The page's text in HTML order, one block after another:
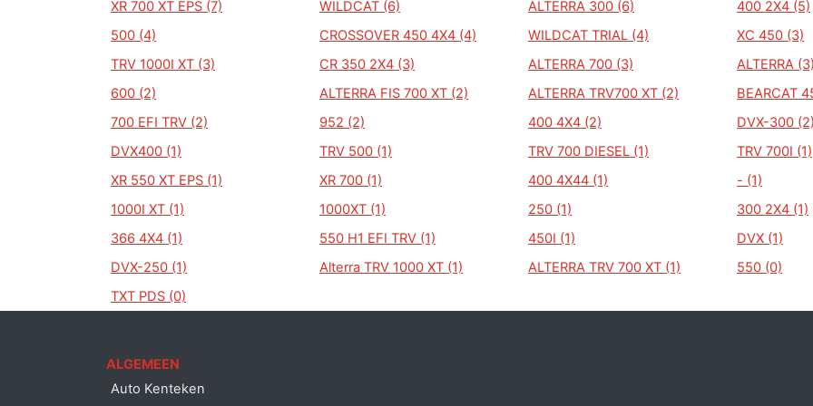
XR 700 XT EPS (7)
WILDCAT (6) ALTERRA 300 (6)
400 2X4 (5)
500 (4)
CROSSOVER 450 4X4 (4) WILDCAT TRIAL (4)
XC 450 (3)
TRV 1000I XT (3)
CR 350 2X4 (3) ALTERRA 700 (3)
ALTERRA (3)
600 (2)
ALTERRA FIS 700 XT (2) ALTERRA TRV700 XT (2)
BEARCAT
700 EFI TRV (2)
952 (2) 400 4X4 (2)
DVX-300 (2)
DVX400 (1)
TRV 500 (1) TRV 700 DIESEL (1)
TRV 700I (1)
XR 550 XT EPS (1)
XR 700 (1) 400 4X44 (1)
- (1)
1000I XT (1)
1000XT (1) 250 (1)
300 2X4 (1)
366 4X4 (1)
550 H1 EFI TRV (1) 450I (1)
DVX (1)
DVX-250 (1)
Alterra TRV 1000 XT (1) ALTERRA TRV 700 XT (1)
550 (0)
TXT PDS (0)
ALGEMEEN
Auto Kenteken